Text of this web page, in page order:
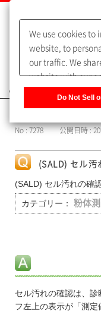
よくあるご質
No : 7278 公開日時 :
(SALD) セル汚
(SALD) セル汚れの確
カテゴリー： 粉体
セル汚れの確認は、
フ左上の表示が「測
We use cookies to
website, to
our traffic. We
website with our
of our sharing
Information] to
Do Not Sell